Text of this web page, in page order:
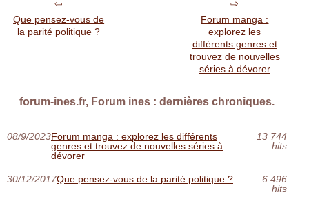
Que pensez-vous de
la parité politique ?
Forum manga :
explorez les
différents genres et
trouvez de nouvelles
séries à dévorer
forum-ines.fr, Forum ines : dernières chroniques.
08/9/2023Forum manga : explorez les différents
genres et trouvez de nouvelles séries à
dévorer
13 744
hits
30/12/2017Que pensez-vous de la parité politique ?
6 496
hits